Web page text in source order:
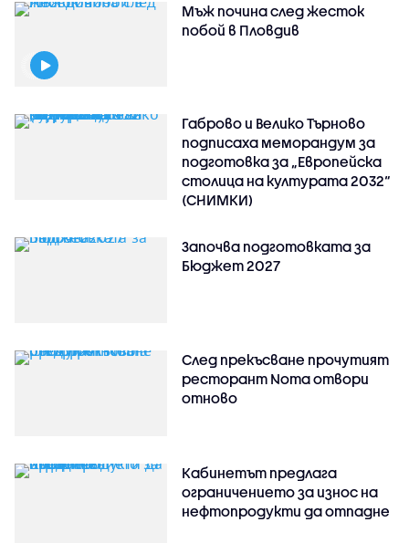
Мъж почина след жесток
побой в Пловдив
Габрово и Велико Търново
подписаха меморандум за
подготовка за „Европейска
столица на културата 2032“
(СНИМКИ)
Започва подготовката за
Бюджет 2027
След прекъсване прочутият
ресторант Noma отвори
отново
Кабинетът предлага
ограничението за износ на
нефтопродукти да отпадне